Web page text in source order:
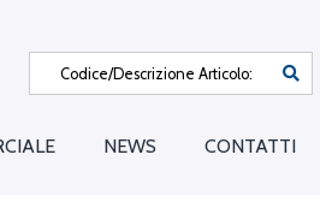
NEWS CONTATTI